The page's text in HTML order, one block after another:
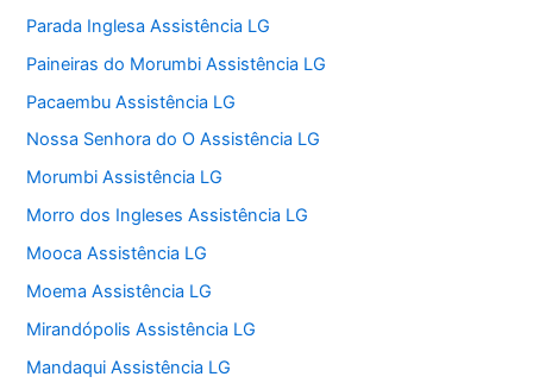
Parada Inglesa Assistência LG
Paineiras do Morumbi Assistência LG
Pacaembu Assistência LG
Nossa Senhora do O Assistência LG
Morumbi Assistência LG
Morro dos Ingleses Assistência LG
Mooca Assistência LG
Moema Assistência LG
Mirandópolis Assistência LG
Mandaqui Assistência LG